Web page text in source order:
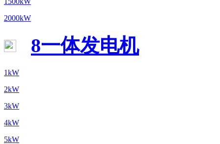
2000kW
8一体发电机
1kW
2kW
3kW
4kW
5kW